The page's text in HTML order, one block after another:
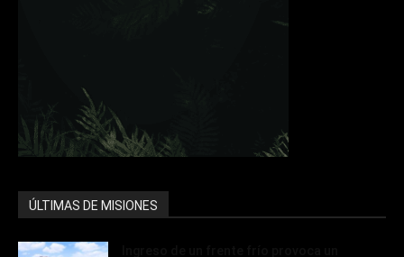
ÚLTIMAS DE MISIONES